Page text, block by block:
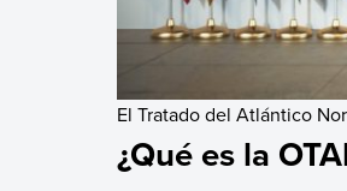
El Tratado del Atlántico
¿Qué es la